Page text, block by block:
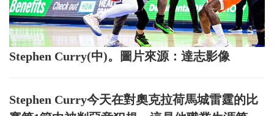
Stephen Curry(中)。圖片來源：達志影像
Stephen Curry今天在對奧克拉荷馬城雷霆的比